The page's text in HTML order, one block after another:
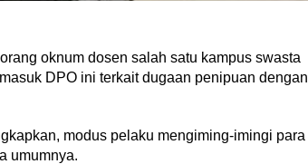
oknum dosen salah satu kampus swasta
DPO ini terkait dugaan penipuan dengan
modus pelaku mengiming-imingi para
umumnya.